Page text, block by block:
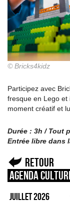
© Bricks4kidz
Participez avec
fresque en Lego et
moment créatif et
Durée : 3h / Tout
Entrée libre dans
Retour
Agenda